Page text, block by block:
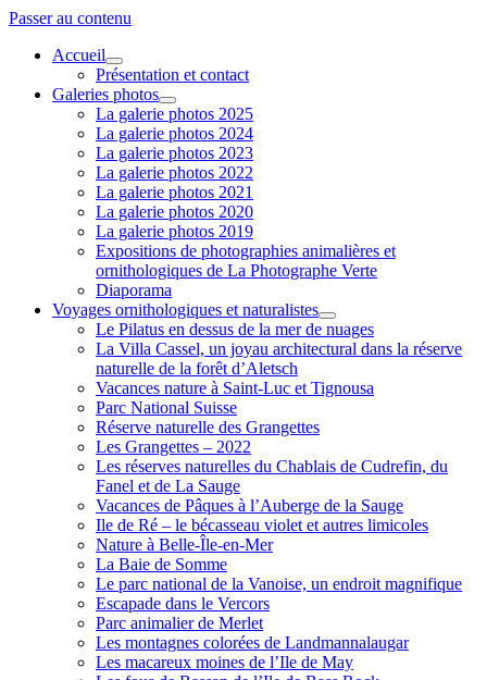
Passer au contenu
Accueil
ouvrir
menu
Présentation et contact
Galeries photos
ouvrir
menu
La galerie photos 2025
La galerie photos 2024
La galerie photos 2023
La galerie photos 2022
La galerie photos 2021
La galerie photos 2020
La galerie photos 2019
Expositions de photographies animalières et
ornithologiques de La Photographe Verte
Diaporama
Voyages ornithologiques et naturalistes
ouvrir
menu
Le Pilatus en dessus de la mer de nuages
La Villa Cassel, un joyau architectural dans la réserve
naturelle de la forêt d’Aletsch
Vacances nature à Saint-Luc et Tignousa
Parc National Suisse
Réserve naturelle des Grangettes
Les Grangettes – 2022
Les réserves naturelles du Chablais de Cudrefin, du
Fanel et de La Sauge
Vacances de Pâques à l’Auberge de la Sauge
Ile de Ré – le bécasseau violet et autres limicoles
Nature à Belle-Île-en-Mer
La Baie de Somme
Le parc national de la Vanoise, un endroit magnifique
Escapade dans le Vercors
Parc animalier de Merlet
Les montagnes colorées de Landmannalaugar
Les macareux moines de l’Ile de May